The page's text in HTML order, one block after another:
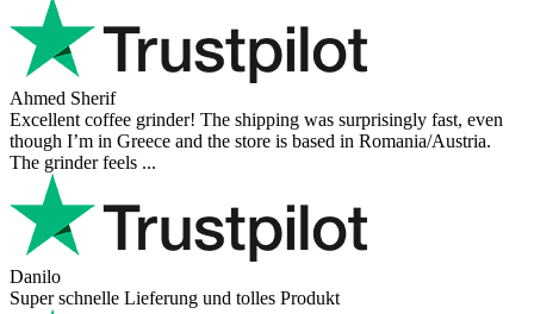
Ahmed Sherif
Excellent coffee grinder! The shipping was surprisingly fast, even
though I’m in Greece and the store is based in Romania/Austria.
The grinder feels ...
Danilo
Super schnelle Lieferung und tolles Produkt